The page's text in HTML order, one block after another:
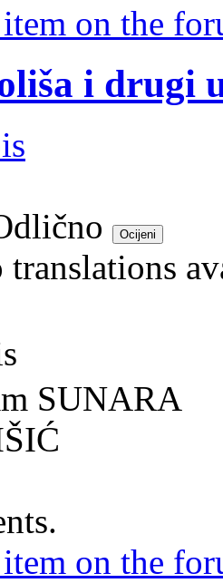
on the
i drugi
translations
SUNARA
on the